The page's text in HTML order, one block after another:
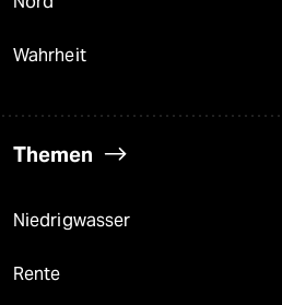
Wahrheit
Themen
Niedrigwasser
Rente